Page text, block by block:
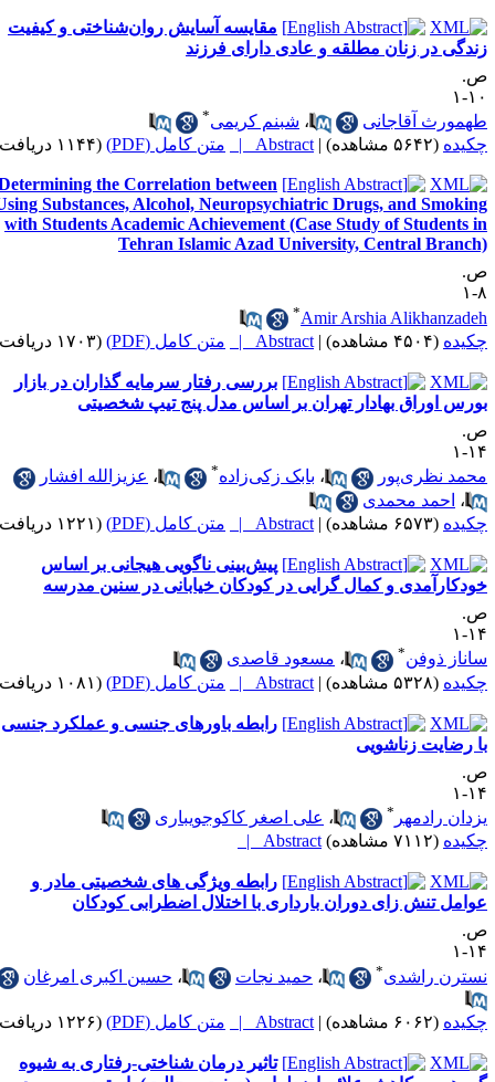
مقایسه آسایش روان‌شناختی و کیفیت
در زنان مطلقه و عادی دارای فرزند
۱
آقاجانی
،شبنم کریمی
(۵۶۴۲ مشاهده) |
Abstract | متن کامل (PDF) (۱۱۴۴ دریافت)
Determining the Correlation between
Using Substances, Alcohol, Neuropsychiatric Drugs, and
with Students Academic Achievement (Case Study of Students
Tehran Islamic Azad University, Central
Amir Arshia
*
(۴۵۰۴ مشاهده) |
Abstract | متن کامل (PDF) (۱۷۰۳ دریافت)
بررسی رفتار سرمایه گذاران در بازار
اوراق بهادار تهران بر اساس مدل پنج تیپ شخصیتی
۱
نظری‌پور
،بابک زکی‌زاده ،عزیزالله افشار
،احمد محمدی
(۶۵۷۳ مشاهده) |
Abstract | متن کامل (PDF) (۱۲۲۱ دریافت)
پیش‌بینی ناگویی هیجانی بر اساس
و کمال گرایی در کودکان خیابانی در سنین مدرسه
۱
ذوفن
،مسعود قاصدی
(۵۳۲۸ مشاهده) |
Abstract | متن کامل (PDF) (۱۰۸۱ دریافت)
رابطه باورهای جنسی و عملکرد جنسی
رضایت زناشویی
۱
رادمهر
،علی اصغر کاکوجویباری
(۷۱۱۲ مشاهده) Abstract |
رابطه ویژگی های شخصیتی مادر و
تنش زای دوران بارداری با اختلال اضطرابی کودکان
۱
راشدی
،حمید نجات ،حسین اکبری امرغان
(۶۰۶۲ مشاهده) |
Abstract | متن کامل (PDF) (۱۲۲۶ دریافت)
تاثیر درمان شناختی-رفتاری به شیوه